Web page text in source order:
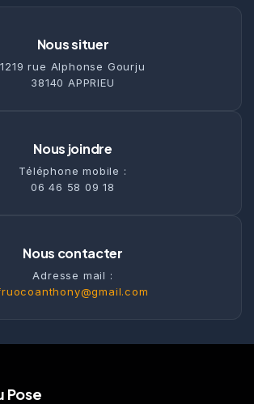
Nous situer
1219 rue Alphonse Gourju
38140 APPRIEU
Nous joindre
Téléphone mobile :
06 46 58 09 18
Nous contacter
Adresse mail :
Pose